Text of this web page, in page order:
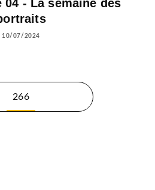
- La semaine des
10/07/2024
266